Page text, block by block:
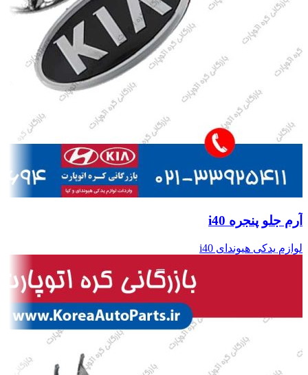
آرم جلو پنجره i40
لوازم یدکی هیوندای i40